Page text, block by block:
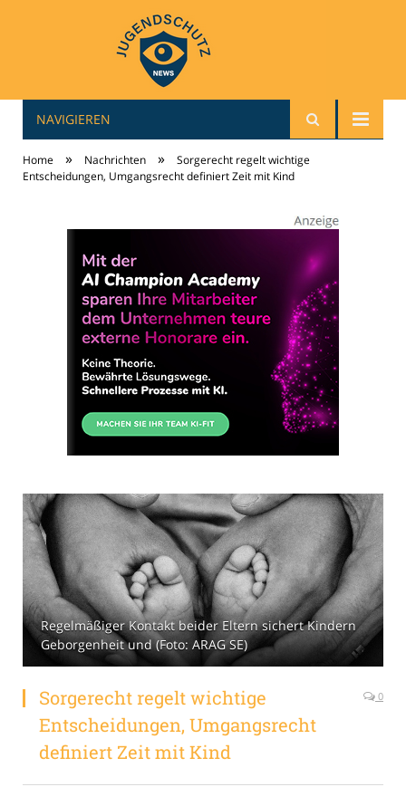
jugendschutz-news.de
NAVIGIEREN
Home » Nachrichten »
Sorgerecht regelt wichtige
Entscheidungen, Umgangsrecht definiert Zeit mit Kind
Regelmäßiger Kontakt beider Eltern sichert Kindern
Geborgenheit und (Foto: ARAG SE)
Sorgerecht regelt wichtige
Entscheidungen, Umgangsrecht
definiert Zeit mit Kind
0